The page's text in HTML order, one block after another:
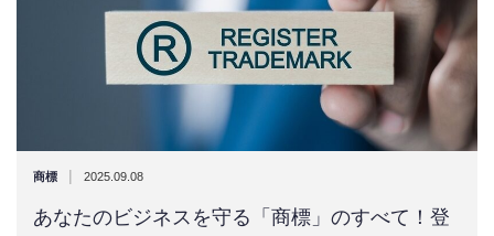
商標 | 2025.09.08
あなたのビジネスを守る「商標」のすべて！登